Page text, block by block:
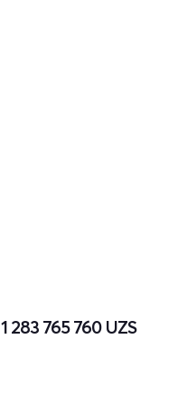
1 283 765 760 UZS